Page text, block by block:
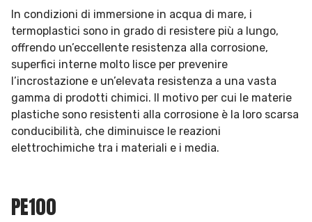
In condizioni di immersione in acqua di mare, i
termoplastici sono in grado di resistere più a lungo,
offrendo un’eccellente resistenza alla corrosione,
superfici interne molto lisce per prevenire
l’incrostazione e un’elevata resistenza a una vasta
gamma di prodotti chimici. Il motivo per cui le materie
plastiche sono resistenti alla corrosione è la loro scarsa
conducibilità, che diminuisce le reazioni
elettrochimiche tra i materiali e i media.
PE100